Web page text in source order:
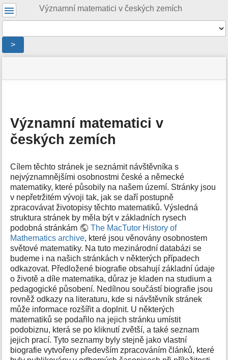
Významní matematici v českých zemích
Nástroje
>
Uživatelské
nástroje
stránky
pro
e
t
a
d
t
a
s
t
r
á
n
k
y
Významní matematici v
českých zemích
Cílem těchto stránek je seznámit návštěvníka s
nejvýznamnějšími osobnostmi české a německé
matematiky, které působily na našem území. Stránky jsou
v nepřetržitém vývoji tak, jak se daří postupně
zpracovávat životopisy těchto matematiků. Výsledná
struktura stránek by měla být v základních rysech
podobná stránkám
The MacTutor History of
Mathematics archive, které jsou věnovány osobnostem
světové matematiky. Na tuto mezinárodní databázi se
budeme i na našich stránkách v některých případech
odkazovat. Předložené biografie obsahují základní údaje
o životě a díle matematika, důraz je kladen na studium a
pedagogické působení. Nedílnou součástí biografie jsou
rovněž odkazy na literaturu, kde si návštěvník stránek
může informace rozšířit a doplnit. U některých
matematiků se podařilo na jejich stránku umístit
podobiznu, která se po kliknutí zvětší, a také seznam
jejich prací. Tyto seznamy byly stejně jako vlastní
biografie vytvořeny především zpracováním článků, které